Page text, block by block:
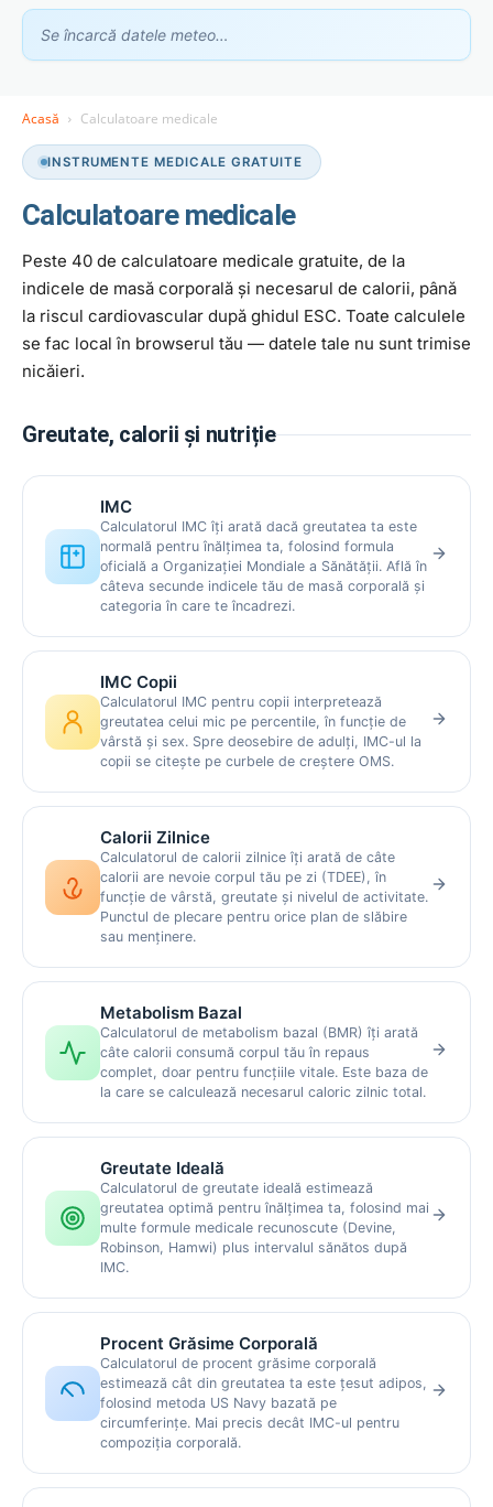
Se încarcă datele meteo…
Acasă Calculatoare medicale
INSTRUMENTE MEDICALE GRATUITE
Calculatoare medicale
Peste 40 de calculatoare medicale gratuite, de la
indicele de masă corporală și necesarul de calorii, până
la riscul cardiovascular după ghidul ESC. Toate calculele
se fac local în browserul tău — datele tale nu sunt trimise
nicăieri.
Greutate, calorii și nutriție
IMC
Calculatorul IMC îți arată dacă greutatea ta este
normală pentru înălțimea ta, folosind formula
oficială a Organizației Mondiale a Sănătății. Află în
câteva secunde indicele tău de masă corporală și
categoria în care te încadrezi.
IMC Copii
Calculatorul IMC pentru copii interpretează
greutatea celui mic pe percentile, în funcție de
vârstă și sex. Spre deosebire de adulți, IMC-ul la
copii se citește pe curbele de creștere OMS.
Calorii Zilnice
Calculatorul de calorii zilnice îți arată de câte
calorii are nevoie corpul tău pe zi (TDEE), în
funcție de vârstă, greutate și nivelul de activitate.
Punctul de plecare pentru orice plan de slăbire
sau menținere.
Metabolism Bazal
Calculatorul de metabolism bazal (BMR) îți arată
câte calorii consumă corpul tău în repaus
complet, doar pentru funcțiile vitale. Este baza de
la care se calculează necesarul caloric zilnic total.
Greutate Ideală
Calculatorul de greutate ideală estimează
greutatea optimă pentru înălțimea ta, folosind mai
multe formule medicale recunoscute (Devine,
Robinson, Hamwi) plus intervalul sănătos după
IMC.
Procent Grăsime Corporală
Calculatorul de procent grăsime corporală
estimează cât din greutatea ta este țesut adipos,
folosind metoda US Navy bazată pe
circumferințe. Mai precis decât IMC-ul pentru
compoziția corporală.
Asistent GhidClinic
Vă ajutăm să găsiți medicul sau clinica potrivită
Bună! Spuneți-mi ce căutați — un medic sau o clinică — și vă
ajut.
Toate Doar medici Doar clinici
Încercați:
caut cardiolog în Cluj mă doare burta, ce medic îmi recomandați?
clinică stomatologie pentru copii